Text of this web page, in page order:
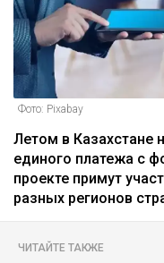
Фото: Pixabay
Летом в Казахстане
единого платежа с
проекте примут
разных регионов
ЧИТАЙТЕ ТАКЖЕ